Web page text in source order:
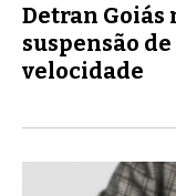
Detran Goiás
suspensão
velocidade